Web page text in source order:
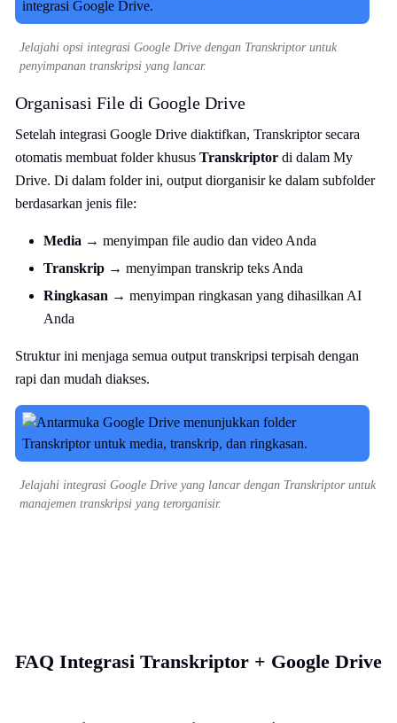
Jelajahi opsi integrasi Google Drive dengan Transkriptor untuk
penyimpanan transkripsi yang lancar.
Organisasi File di Google Drive
Setelah integrasi Google Drive diaktifkan, Transkriptor secara
otomatis membuat folder khusus Transkriptor di dalam My
Drive. Di dalam folder ini, output diorganisir ke dalam subfolder
berdasarkan jenis file:
Media → menyimpan file audio dan video Anda
Transkrip → menyimpan transkrip teks Anda
Ringkasan → menyimpan ringkasan yang dihasilkan AI
Anda
Struktur ini menjaga semua output transkripsi terpisah dengan
rapi dan mudah diakses.
Jelajahi integrasi Google Drive yang lancar dengan Transkriptor untuk
manajemen transkripsi yang terorganisir.
FAQ Integrasi Transkriptor + Google Drive